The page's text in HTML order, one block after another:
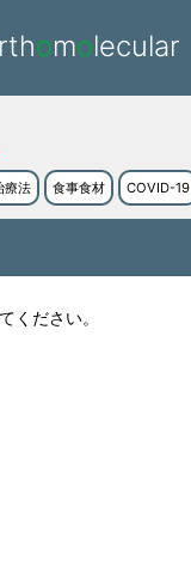
omolecular
療法 食事食材 COVID-19
ください。